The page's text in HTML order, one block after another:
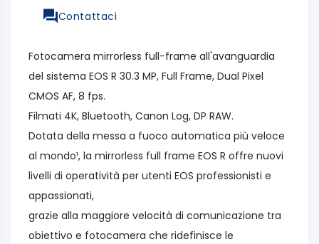
Contattaci
Fotocamera mirrorless full-frame all'avanguardia
del sistema EOS R 30.3 MP, Full Frame, Dual Pixel
CMOS AF, 8 fps.
Filmati 4K, Bluetooth, Canon Log, DP RAW.
Dotata della messa a fuoco automatica più veloce
al mondo¹, la mirrorless full frame EOS R offre nuovi
livelli di operatività per utenti EOS professionisti e
appassionati,
grazie alla maggiore velocità di comunicazione tra
obiettivo e fotocamera che ridefinisce le